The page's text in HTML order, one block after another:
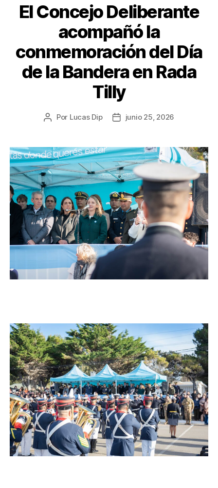
El Concejo Deliberante
acompañó la
conmemoración del Día
de la Bandera en Rada
Tilly
Por Lucas Dip junio 25, 2026